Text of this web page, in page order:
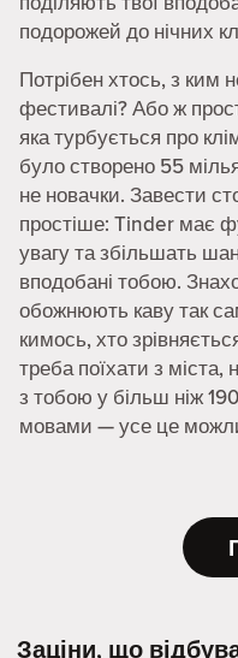
подорожей до нічних
Потрібен хтось, з ким
фестивалі? Або ж
яка турбується про
було створено 55
не новачки. Завести
простіше: Tinder має
увагу та збільшать
вподобані тобою.
обожнюють каву так
кимось, хто
треба поїхати з
з тобою у більш ніж
мовами — усе це
Заціни, що